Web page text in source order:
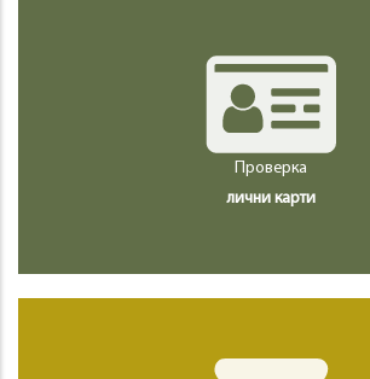
Проверка
лични карти